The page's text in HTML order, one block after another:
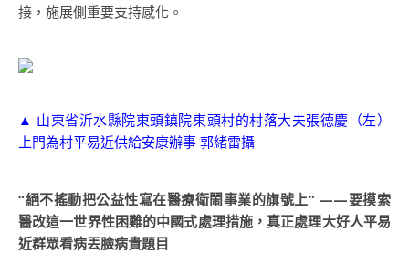
接，施展側重要支持感化。
▲ 山東省沂水縣院東頭鎮院東頭村的村落大夫張德慶（左）
上門為村平易近供給安康辦事 郭緒雷攝
“絕不搖動把公益性寫在醫療衛鬧事業的旗號上” ——要摸索
醫改這一世界性困難的中國式處理措施，真正處理大好人平易
近群眾看病丟臉病貴題目